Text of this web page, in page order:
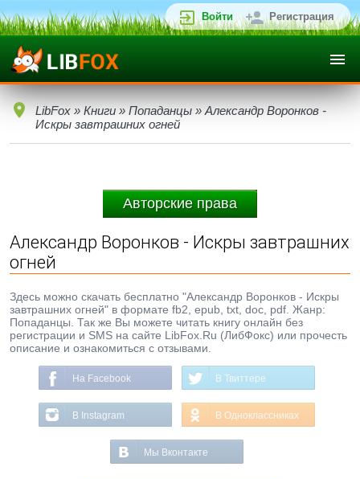
Войти Регистрация
LibFox » Книги » Попаданцы » Александр Воронков -
Искры завтрашних огней
Авторские права
Александр Воронков - Искры завтрашних
огней
Здесь можно скачать бесплатно "Александр Воронков - Искры
завтрашних огней" в формате fb2, epub, txt, doc, pdf. Жанр:
Попаданцы. Так же Вы можете читать книгу онлайн без
регистрации и SMS на сайте LibFox.Ru (ЛибФокс) или прочесть
описание и ознакомиться с отзывами.
На Facebook В Твиттере
В Instagram В Одноклассниках
Мы Вконтакте